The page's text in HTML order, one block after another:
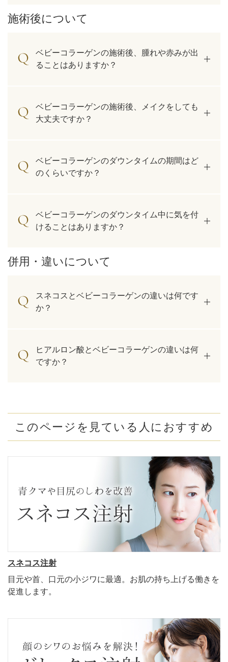
施術後について
ベビーコラーゲンの施術後、腫れや赤みが出
ることはありますか？
ベビーコラーゲンの施術後、メイクをしても
大丈夫ですか？
ベビーコラーゲンのダウンタイムの期間はど
のくらいですか？
ベビーコラーゲンのダウンタイム中に気を付
けることはありますか？
併用・違いについて
スネコスとベビーコラーゲンの違いは何です
か？
ヒアルロン酸とベビーコラーゲンの違いは何
ですか？
このページを見ている人におすすめ
スネコス注射
目元や首、口元の小ジワに最適。お肌の持ち上げる働きを
促進します。